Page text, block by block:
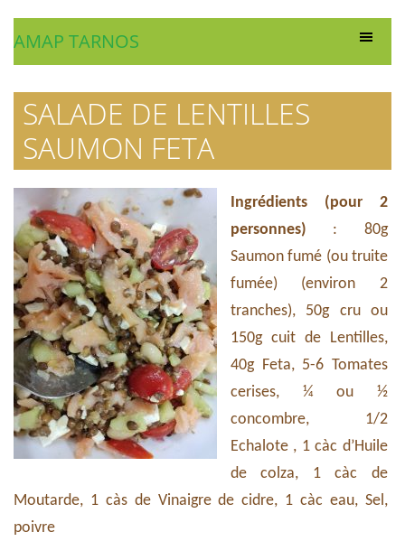
AMAP TARNOS
SALADE DE LENTILLES
SAUMON FETA
Ingrédients (pour 2
personnes) : 80g
Saumon fumé (ou truite
fumée) (environ 2
tranches), 50g cru ou
150g cuit de Lentilles,
40g Feta, 5-6 Tomates
cerises, ¼ ou ½
concombre, 1/2
Echalote , 1 càc d’Huile
de colza, 1 càc de
Moutarde, 1 càs de Vinaigre de cidre, 1 càc eau, Sel,
poivre